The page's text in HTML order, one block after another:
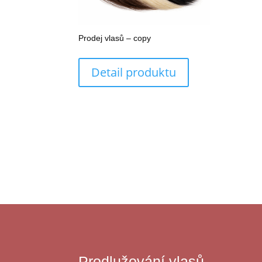
Prodej vlasů – copy
Detail produktu